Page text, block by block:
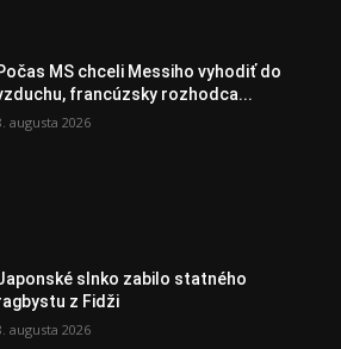
MS chceli Messiho vyhodiť do
francúzsky rozhodca...
augusta 2026
slnko zabilo statného
z Fidži
augusta 2026